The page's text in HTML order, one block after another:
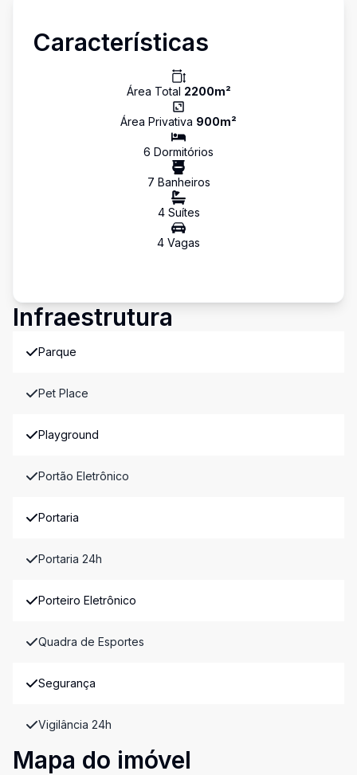
Características
Área Total 2200m²
Área Privativa 900m²
6 Dormitórios
7 Banheiros
4Suítes
4 Vagas
Infraestrutura
Parque
Pet Place
Playground
Portão Eletrônico
Portaria
Portaria 24h
Porteiro Eletrônico
Quadra de Esportes
Segurança
Vigilância 24h
Mapa do imóvel